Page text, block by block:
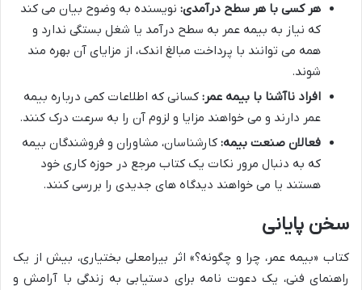
هر کسی با هر سطح درآمدی: نویسنده به وضوح بیان می کند
که نیاز به بیمه عمر به سطح درآمد یا شغل بستگی ندارد و
همه می توانند با پرداخت مبالغ اندک، از مزایای آن بهره مند
شوند.
افراد ناآشنا با بیمه عمر: کسانی که اطلاعات کمی درباره بیمه
عمر دارند و می خواهند مزایا و لزوم آن را به سرعت درک کنند.
فعالان صنعت بیمه: کارشناسان، مشاوران و فروشندگان بیمه
که به دنبال مرور نکات یک کتاب مرجع در حوزه کاری خود
هستند یا می خواهند دیدگاه های جدیدی را بررسی کنند.
سخن پایانی
کتاب «بیمه عمر، چرا و چگونه؟» اثر بیرامعلی بختیاری، بیش از یک
راهنمای فنی، یک دعوت نامه برای دستیابی به زندگی با آرامش و